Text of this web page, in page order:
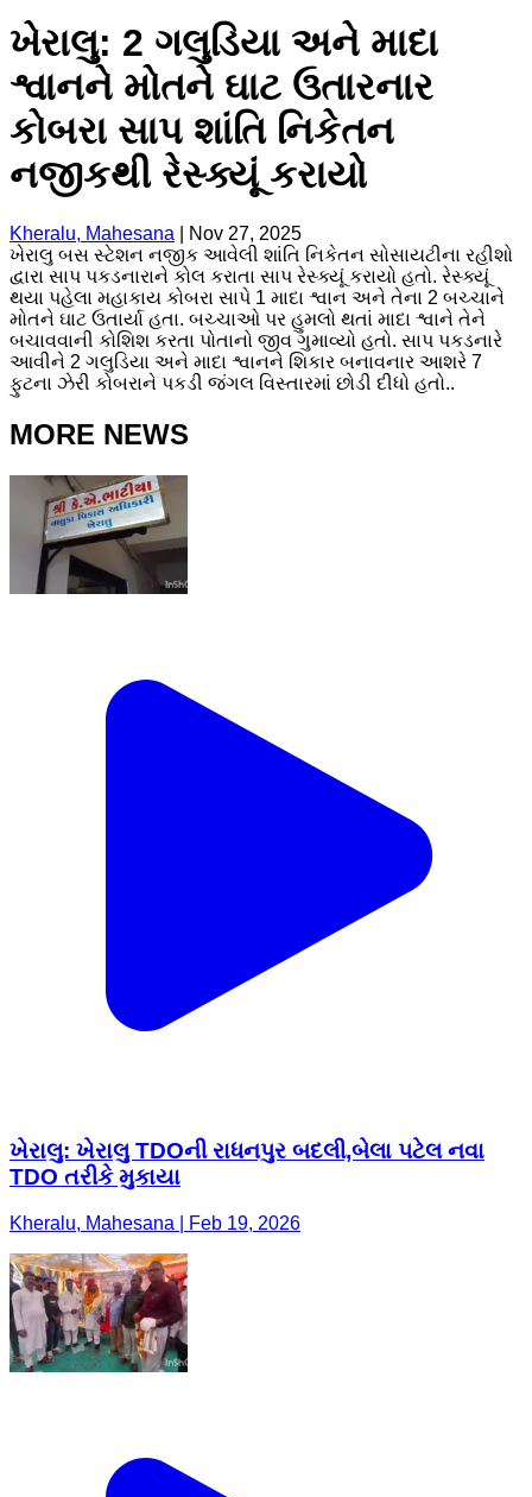
ખેરાલુ: 2 ગલુડિયા અને માદા
શ્વાનને મોતને ઘાટ ઉતારનાર
કોબરા સાપ શાંતિ નિકેતન
નજીકથી રેસ્ક્યૂં કરાયો
Kheralu, Mahesana
Nov 27, 2025
ખેરાલુ બસ સ્ટેશન નજીક આવેલી શાંતિ નિકેતન સોસાયટીના રહીશો
દ્વારા સાપ પકડનારાને કોલ કરાતા સાપ રેસ્ક્યૂં કરાયો હતો. રેસ્ક્યૂં
થયા પહેલા મહાકાય કોબરા સાપે 1 માદા શ્વાન અને તેના 2 બચ્ચાને
મોતને ઘાટ ઉતાર્યા હતા. બચ્ચાઓ પર હુમલો થતાં માદા શ્વાને તેને
બચાવવાની કોશિશ કરતા પોતાનો જીવ ગુમાવ્યો હતો. સાપ પકડનારે
આવીને 2 ગલુડિયા અને માદા શ્વાનને શિકાર બનાવનાર આશરે 7
ફુટના ઝેરી કોબરાને પકડી જંગલ વિસ્તારમાં છોડી દીધો હતો..
MORE NEWS
ખેરાલુ: ખેરાલુ TDOની રાધનપુર બદલી,બેલા પટેલ નવા
TDO તરીકે મુકાયા
Kheralu, Mahesana | Feb 19, 2026